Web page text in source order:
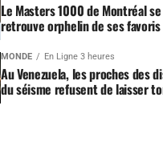
Le Masters 1000 de Montréal se
retrouve orphelin de ses favoris
MONDE En Ligne 3 heures
Au Venezuela, les proches des
du séisme refusent de laisser